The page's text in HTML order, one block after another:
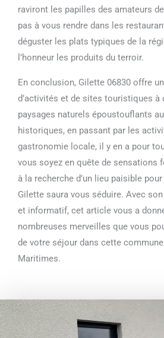
raviront les papilles des amateurs
pas à vous rendre dans les
déguster les plats typiques de la
l’honneur les produits du terroir.
En conclusion, Gilette 06830 offre
d’activités et de sites touristiques à
paysages naturels époustouflants
historiques, en passant par les
gastronomie locale, il y en a pour
vous soyez en quête de sensations
à la recherche d’un lieu paisible
Gilette saura vous séduire. Avec
et informatif, cet article vous a
nombreuses merveilles que vous
de votre séjour dans cette
Maritimes.